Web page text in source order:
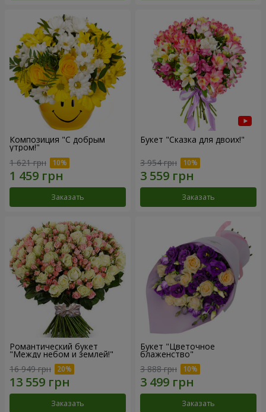
Композиция "С добрым
утром!"
1 621 грн
Заказать
Букет "Сказка для двоих!"
3 954 грн
Заказать
Романтический букет
"Между небом и землей!"
16 949 грн
Заказать
Букет "Цветочное
блаженство"
3 888 грн
Заказать